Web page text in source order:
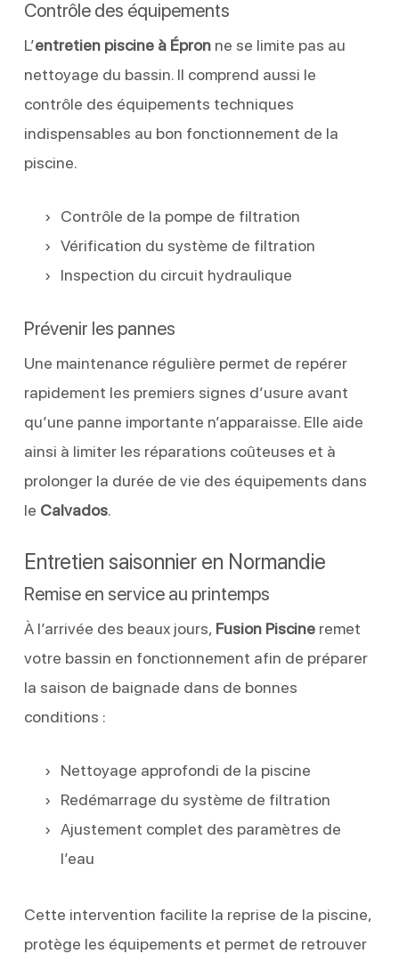
Contrôle des équipements
L’entretien piscine à Épronne se limite pas au
nettoyage du bassin. Il comprend aussi le
contrôle des équipements techniques
indispensables au bon fonctionnement de la
piscine.
Contrôle de la pompe de filtration
Vérification du système de filtration
Inspection du circuit hydraulique
Prévenir les pannes
Une maintenance régulière permet de repérer
rapidement les premiers signes d’usure avant
qu’une panne importante n’apparaisse. Elle aide
ainsi à limiter les réparations coûteuses et à
prolonger la durée de vie des équipements dans
le Calvados.
Entretien saisonnier en Normandie
Remise en service au printemps
À l’arrivée des beaux jours, Fusion Piscineremet
votre bassin en fonctionnement afin de préparer
la saison de baignade dans de bonnes
conditions :
Nettoyage approfondi de la piscine
Redémarrage du système de filtration
Ajustement complet des paramètres de
l’eau
Cette intervention facilite la reprise de la piscine,
protège les équipements et permet de retrouver